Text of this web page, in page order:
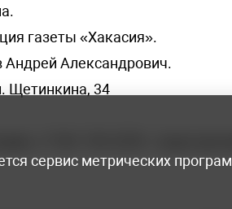
газеты «Хакасия».
Андрей Александрович.
Щетинкина, 34
сервис метрических